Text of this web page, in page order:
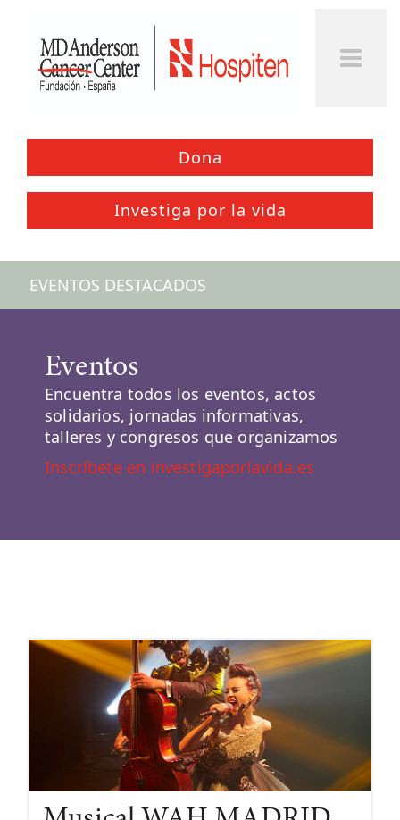
Dona
Investiga por la vida
EVENTOS DESTACADOS
Eventos
Encuentra todos los eventos, actos
solidarios, jornadas informativas,
talleres y congresos que organizamos
Inscríbete en investigaporlavida.es